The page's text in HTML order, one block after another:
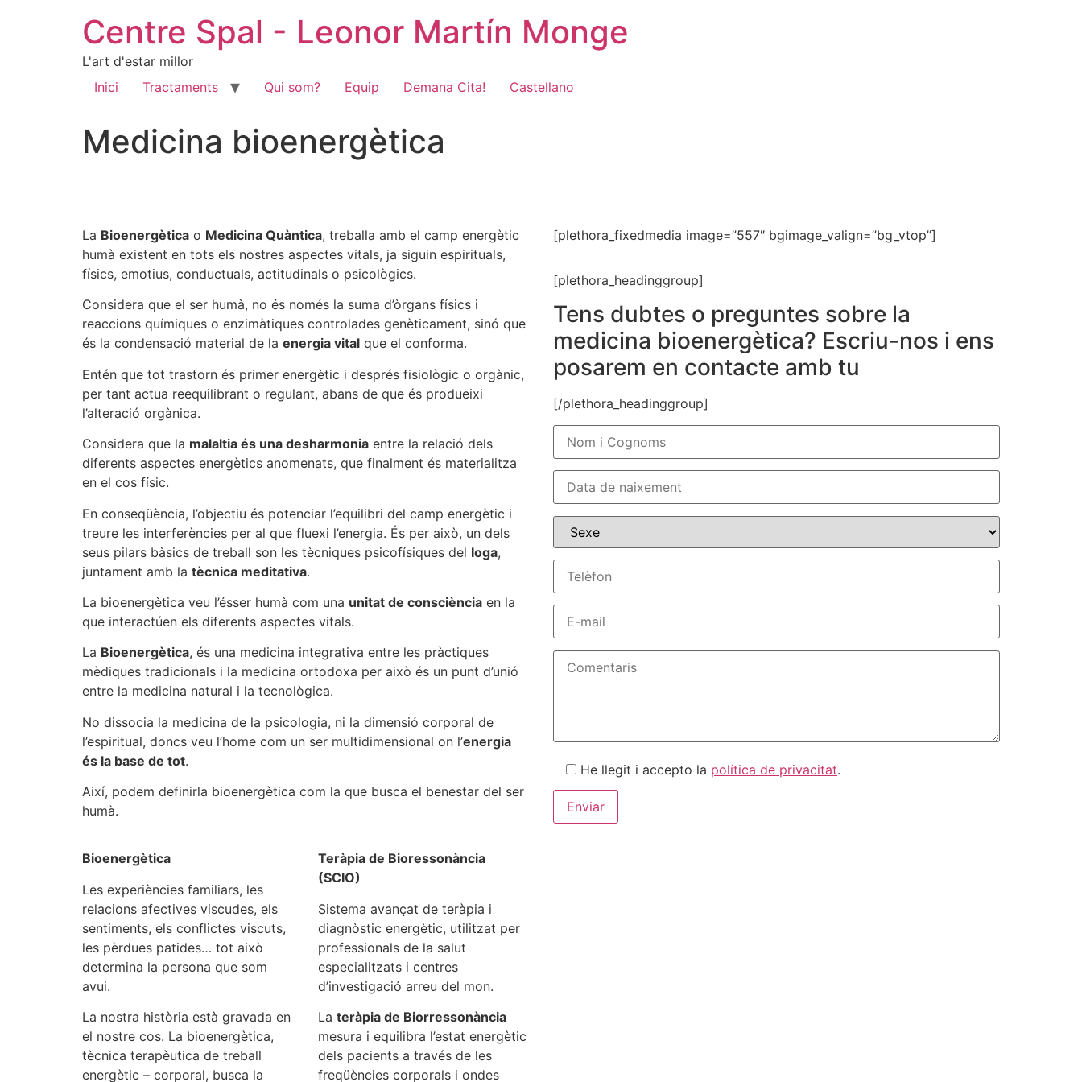
Centre Spal - Leonor Martín Monge
L'art d'estar millor
Inici
Tractaments Qui som? Equip Demana Cita! Castellano
Medicina bioenergètica
La Bioenergètica o Medicina Quàntica, treballa amb el camp energètic
humà existent en tots els nostres aspectes vitals, ja siguin espirituals,
físics, emotius, conductuals, actitudinals o psicològics.
Considera que el ser humà, no és només la suma d’òrgans físics i
reaccions químiques o enzimàtiques controlades genèticament, sinó que
és la condensació material de la energia vital que el conforma.
Entén que tot trastorn és primer energètic i després fisiològic o orgànic,
per tant actua reequilibrant o regulant, abans de que és produeixi
l’alteració orgànica.
Considera que la malaltia és una desharmonia entre la relació dels
diferents aspectes energètics anomenats, que finalment és materialitza
en el cos físic.
En conseqüència, l’objectiu és potenciar l’equilibri del camp energètic i
treure les interferències per al que fluexi l’energia. És per això, un dels
seus pilars bàsics de treball son les tècniques psicofísiques del Ioga,
juntament amb la tècnica meditativa.
La bioenergètica veu l’ésser humà com una unitat de consciència en la
que interactúen els diferents aspectes vitals.
La Bioenergètica, és una medicina integrativa entre les pràctiques
mèdiques tradicionals i la medicina ortodoxa per això és un punt d’unió
entre la medicina natural i la tecnològica.
No dissocia la medicina de la psicologia, ni la dimensió corporal de
l’espiritual, doncs veu l’home com un ser multidimensional on l’energia
és la base de tot.
Així, podem definirla bioenergètica com la que busca el benestar del ser
humà.
Bioenergètica
Les experiències familiars, les
relacions afectives viscudes, els
sentiments, els conflictes viscuts,
les pèrdues patides… tot això
determina la persona que som
avui.
La nostra història està gravada en
el nostre cos. La bioenergètica,
tècnica terapèutica de treball
energètic – corporal, busca la
Teràpia de Bioressonància
(SCIO)
Sistema avançat de teràpia i
diagnòstic energètic, utilitzat per
professionals de la salut
especialitzats i centres
d’investigació arreu del mon.
La teràpia de Biorressonància
mesura i equilibra l’estat energètic
dels pacients a través de les
freqüències corporals i ondes
[plethora_fixedmedia image=”557″ bgimage_valign=”bg_vtop”]
[plethora_headinggroup]
Tens dubtes o preguntes sobre la
medicina bioenergètica? Escriu-nos i ens
posarem en contacte amb tu
[/plethora_headinggroup]
He llegit i accepto la política de privacitat.